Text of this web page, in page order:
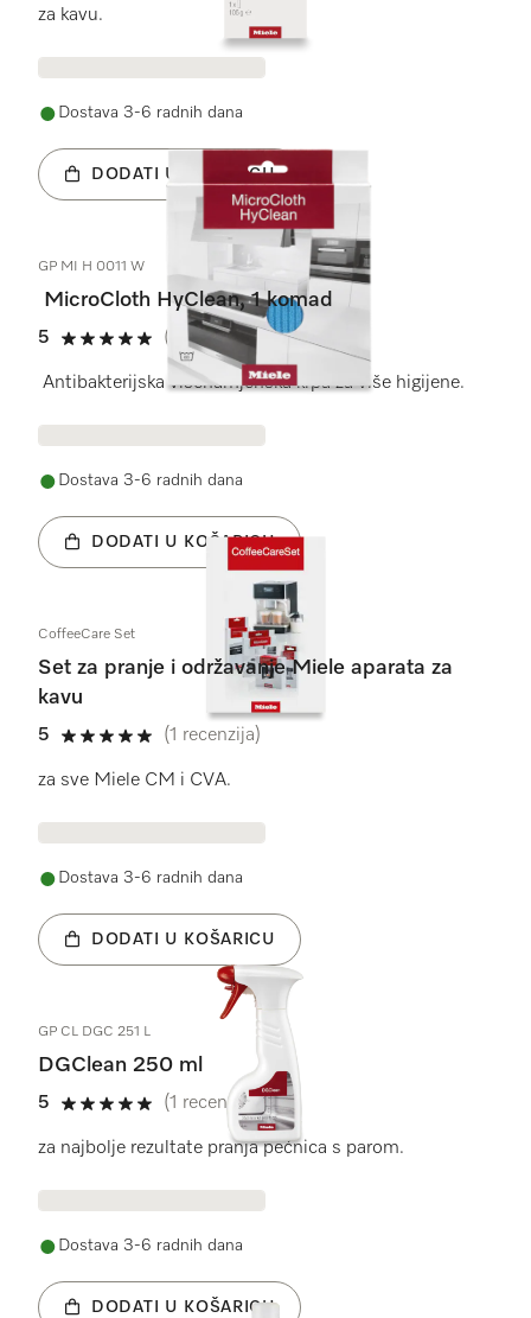
za kavu.
Dostava 3-6 radnih dana
DODATI U KOŠARICU
GP MI H 0011 W
MicroCloth HyClean, 1 komad
5
5 od 5
(20 recenzije)
Antibakterijska višenamjenska krpa za više higijene.
Dostava 3-6 radnih dana
DODATI U KOŠARICU
CoffeeCare Set
Set za pranje i održavanje Miele aparata za
kavu
5
5 od 5
(1 recenzija)
za sve Miele CM i CVA.
Dostava 3-6 radnih dana
DODATI U KOŠARICU
GP CL DGC 251 L
DGClean 250 ml
5
5 od 5
(1 recenzija)
za najbolje rezultate pranja pećnica s parom.
Dostava 3-6 radnih dana
DODATI U KOŠARICU